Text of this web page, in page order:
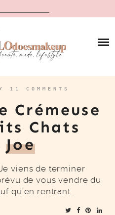
11 COMMENTS
Crémeuse
Chats
Joe
viens de terminer
de vous vendre du
qu’en rentrant…